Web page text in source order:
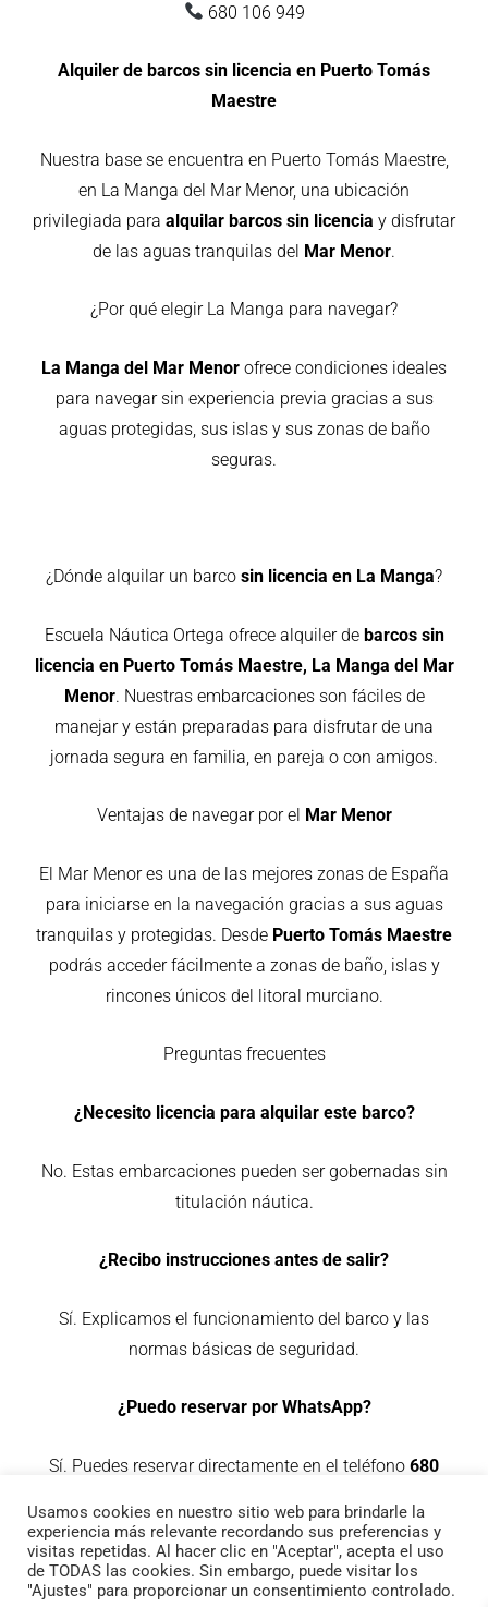
680 106 949
Alquiler de barcos sin licencia en Puerto Tomás
Maestre
Nuestra base se encuentra en Puerto Tomás Maestre,
en La Manga del Mar Menor, una ubicación
privilegiada para alquilar barcos sin licencia y disfrutar
de las aguas tranquilas del Mar Menor.
¿Por qué elegir La Manga para navegar?
La Manga del Mar Menor ofrece condiciones ideales
para navegar sin experiencia previa gracias a sus
aguas protegidas, sus islas y sus zonas de baño
seguras.
¿Dónde alquilar un barco sin licencia en La Manga?
Escuela Náutica Ortega ofrece alquiler de barcos sin
licencia en Puerto Tomás Maestre, La Manga del Mar
Menor. Nuestras embarcaciones son fáciles de
manejar y están preparadas para disfrutar de una
jornada segura en familia, en pareja o con amigos.
Ventajas de navegar por el Mar Menor
El Mar Menor es una de las mejores zonas de España
para iniciarse en la navegación gracias a sus aguas
tranquilas y protegidas. Desde Puerto Tomás Maestre
podrás acceder fácilmente a zonas de baño, islas y
rincones únicos del litoral murciano.
Preguntas frecuentes
¿Necesito licencia para alquilar este barco?
No. Estas embarcaciones pueden ser gobernadas sin
titulación náutica.
¿Recibo instrucciones antes de salir?
Sí. Explicamos el funcionamiento del barco y las
normas básicas de seguridad.
¿Puedo reservar por WhatsApp?
Sí. Puedes reservar directamente en el teléfono 680
Todos los derechos © 2026 Escuela Náutica Ortega | Funciona
Usamos cookies en nuestro sitio web para brindarle la
experiencia más relevante recordando sus preferencias y
visitas repetidas. Al hacer clic en "Aceptar", acepta el uso
de TODAS las cookies. Sin embargo, puede visitar los
"Ajustes" para proporcionar un consentimiento controlado.